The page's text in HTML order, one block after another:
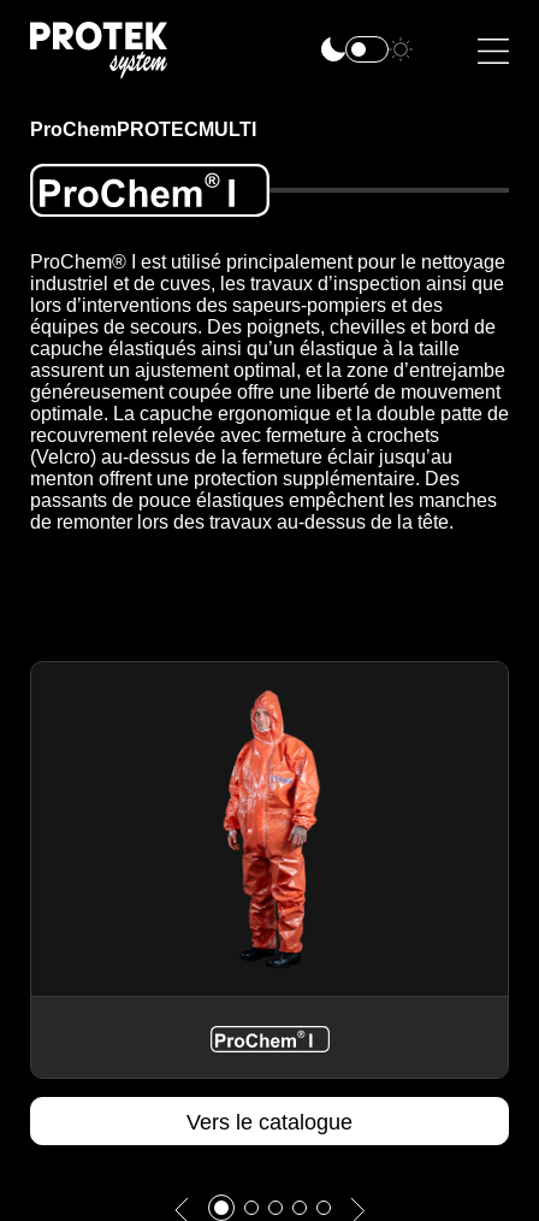
ProChemPROTEC MULTI
ProChem® I est utilisé principalement pour le nettoyage
industriel et de cuves, les travaux d’inspection ainsi que
lors d’interventions des sapeurs-pompiers et des
équipes de secours. Des poignets, chevilles et bord de
capuche élastiqués ainsi qu’un élastique à la taille
assurent un ajustement optimal, et la zone d’entrejambe
généreusement coupée offre une liberté de mouvement
optimale. La capuche ergonomique et la double patte de
recouvrement relevée avec fermeture à crochets
(Velcro) au-dessus de la fermeture éclair jusqu’au
menton offrent une protection supplémentaire. Des
passants de pouce élastiques empêchent les manches
de remonter lors des travaux au-dessus de la tête.
Vers le catalogue